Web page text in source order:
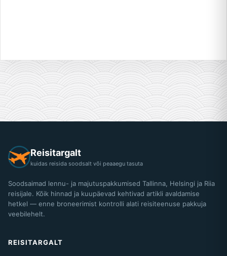
Reisitargalt
kuidas reisida soodsalt või peaaegu tasuta
Soodsaimad lennu- ja majutuspakkumised Tallinna, Helsingi ja Riia
reisijale. Kõik hinnad ja kuupäevad kehtivad artikli avaldamise
hetkel — enne broneerimist kontrolli alati reisiteenuse pakkuja
veebilehelt.
REISITARGALT